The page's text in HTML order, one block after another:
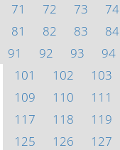
71
72 73 74
81
82 83 84
91
92 93 94
101
102 103
109
110 111
117
118 119
125
126 127